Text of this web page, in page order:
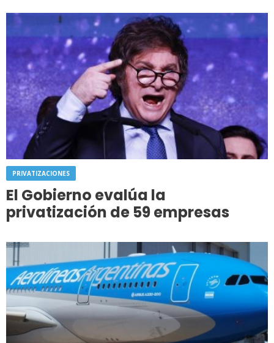
PRIVATIZACIONES
El Gobierno evalúa la
privatización de 59 empresas